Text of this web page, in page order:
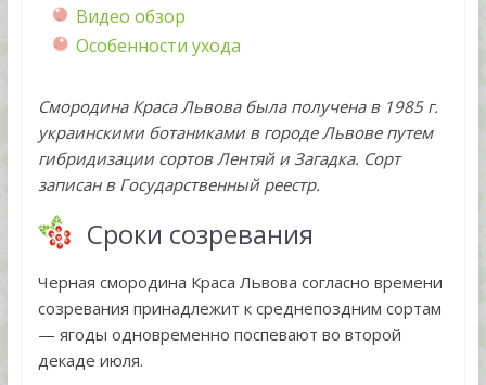
Видео обзор
Особенности ухода
Смородина Краса Львова была получена в 1985 г.
украинскими ботаниками в городе Львове путем
гибридизации сортов Лентяй и Загадка. Сорт
записан в Государственный реестр.
Сроки созревания
Черная смородина Краса Львова согласно времени
созревания принадлежит к среднепоздним сортам
— ягоды одновременно поспевают во второй
декаде июля.